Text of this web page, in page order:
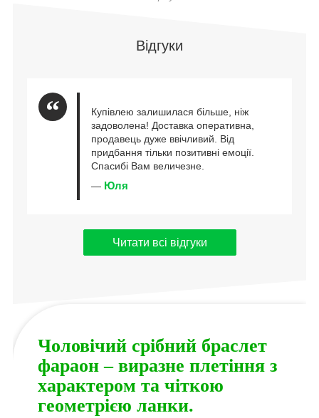
Відгуки
Купівлею залишилася більше, ніж
задоволена! Доставка оперативна,
продавець дуже ввічливий. Від
придбання тільки позитивні емоції.
Спасибі Вам величезне.
— Юля
Читати всі відгуки
Чоловічий срібний браслет
фараон – виразне плетіння з
характером та чіткою
геометрією ланки.